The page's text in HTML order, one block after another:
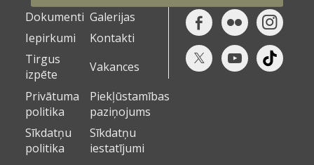
Dokumenti Galerijas
Iepirkumi
Kontakti
Tirgus
izpēte
Vakances
Privātuma
politika
Piekļūstamības
paziņojums
Sīkdatņu
politika
Sīkdatņu
iestatījumi